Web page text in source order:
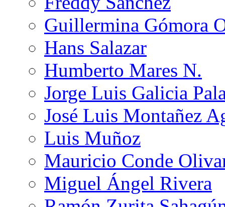
Guillermina Gómora
Hans Salazar
Humberto Mares N.
Jorge Luis Galicia
José Luis Montañez
Luis Muñoz
Mauricio Conde
Miguel Ángel Rivera